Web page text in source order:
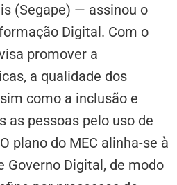
(Segape) — assinou o
Digital. Com o
promover a
a qualidade dos
como a inclusão e
as pessoas pelo uso de
plano do MEC alinha-se à
Governo Digital, de modo